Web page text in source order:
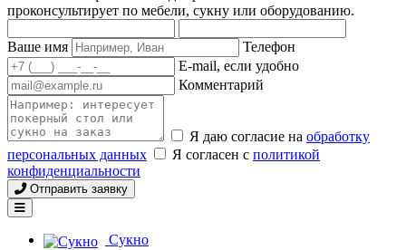
проконсультирует по мебели, сукну или оборудованию.
Ваше имя
Телефон
E-mail, если удобно
Комментарий
Я даю согласие на обработку
персональных данных
Я согласен с политикой
конфиденциальности
Отправить заявку
Сукно